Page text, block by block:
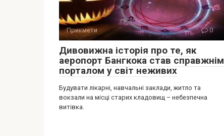
Прикмети 0
Дивовижна історія про те, як
аеропорт Бангкока став справжнім
порталом у світ неживих
Будувати лікарні, навчальні заклади, житло та
вокзали на місці старих кладовищ – небезпечна
витівка.